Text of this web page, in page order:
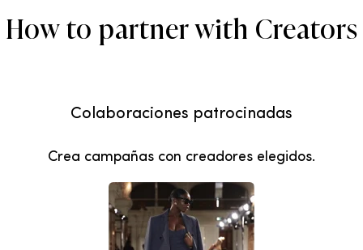
How to partner with Creators
Colaboraciones patrocinadas
Crea campañas con creadores elegidos.